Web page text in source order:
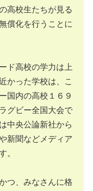
高校生たちが見る
償化を行うことに
ド高校の学力は上
かった学校は、こ
国内の高校１６９
グビー全国大会で
中央公論新社から
新聞などメディア
。
つ、みなさんに格